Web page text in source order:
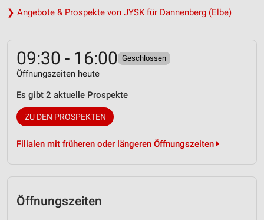
❯ Angebote & Prospekte von JYSK für Dannenberg (Elbe)
09:30 - 16:00 Geschlossen
Öffnungszeiten heute
Es gibt 2 aktuelle Prospekte
ZU DEN PROSPEKTEN
Filialen mit früheren oder längeren Öffnungszeiten
Öffnungszeiten